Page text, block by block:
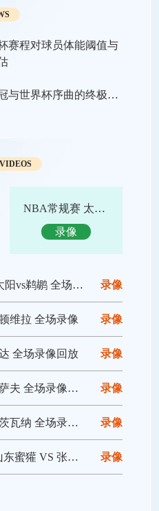
30天终局之战：双线争冠与世界杯序曲的终极狂飙
NBA常规赛 太阳vs鹈鹕 全场集锦
录像
录像
鹕 全场录像回放
录像
维拉 全场录像
录像
全场录像回放
录像
全场录像回放
录像
全场录像回放
录像
口体文旅 全场录像